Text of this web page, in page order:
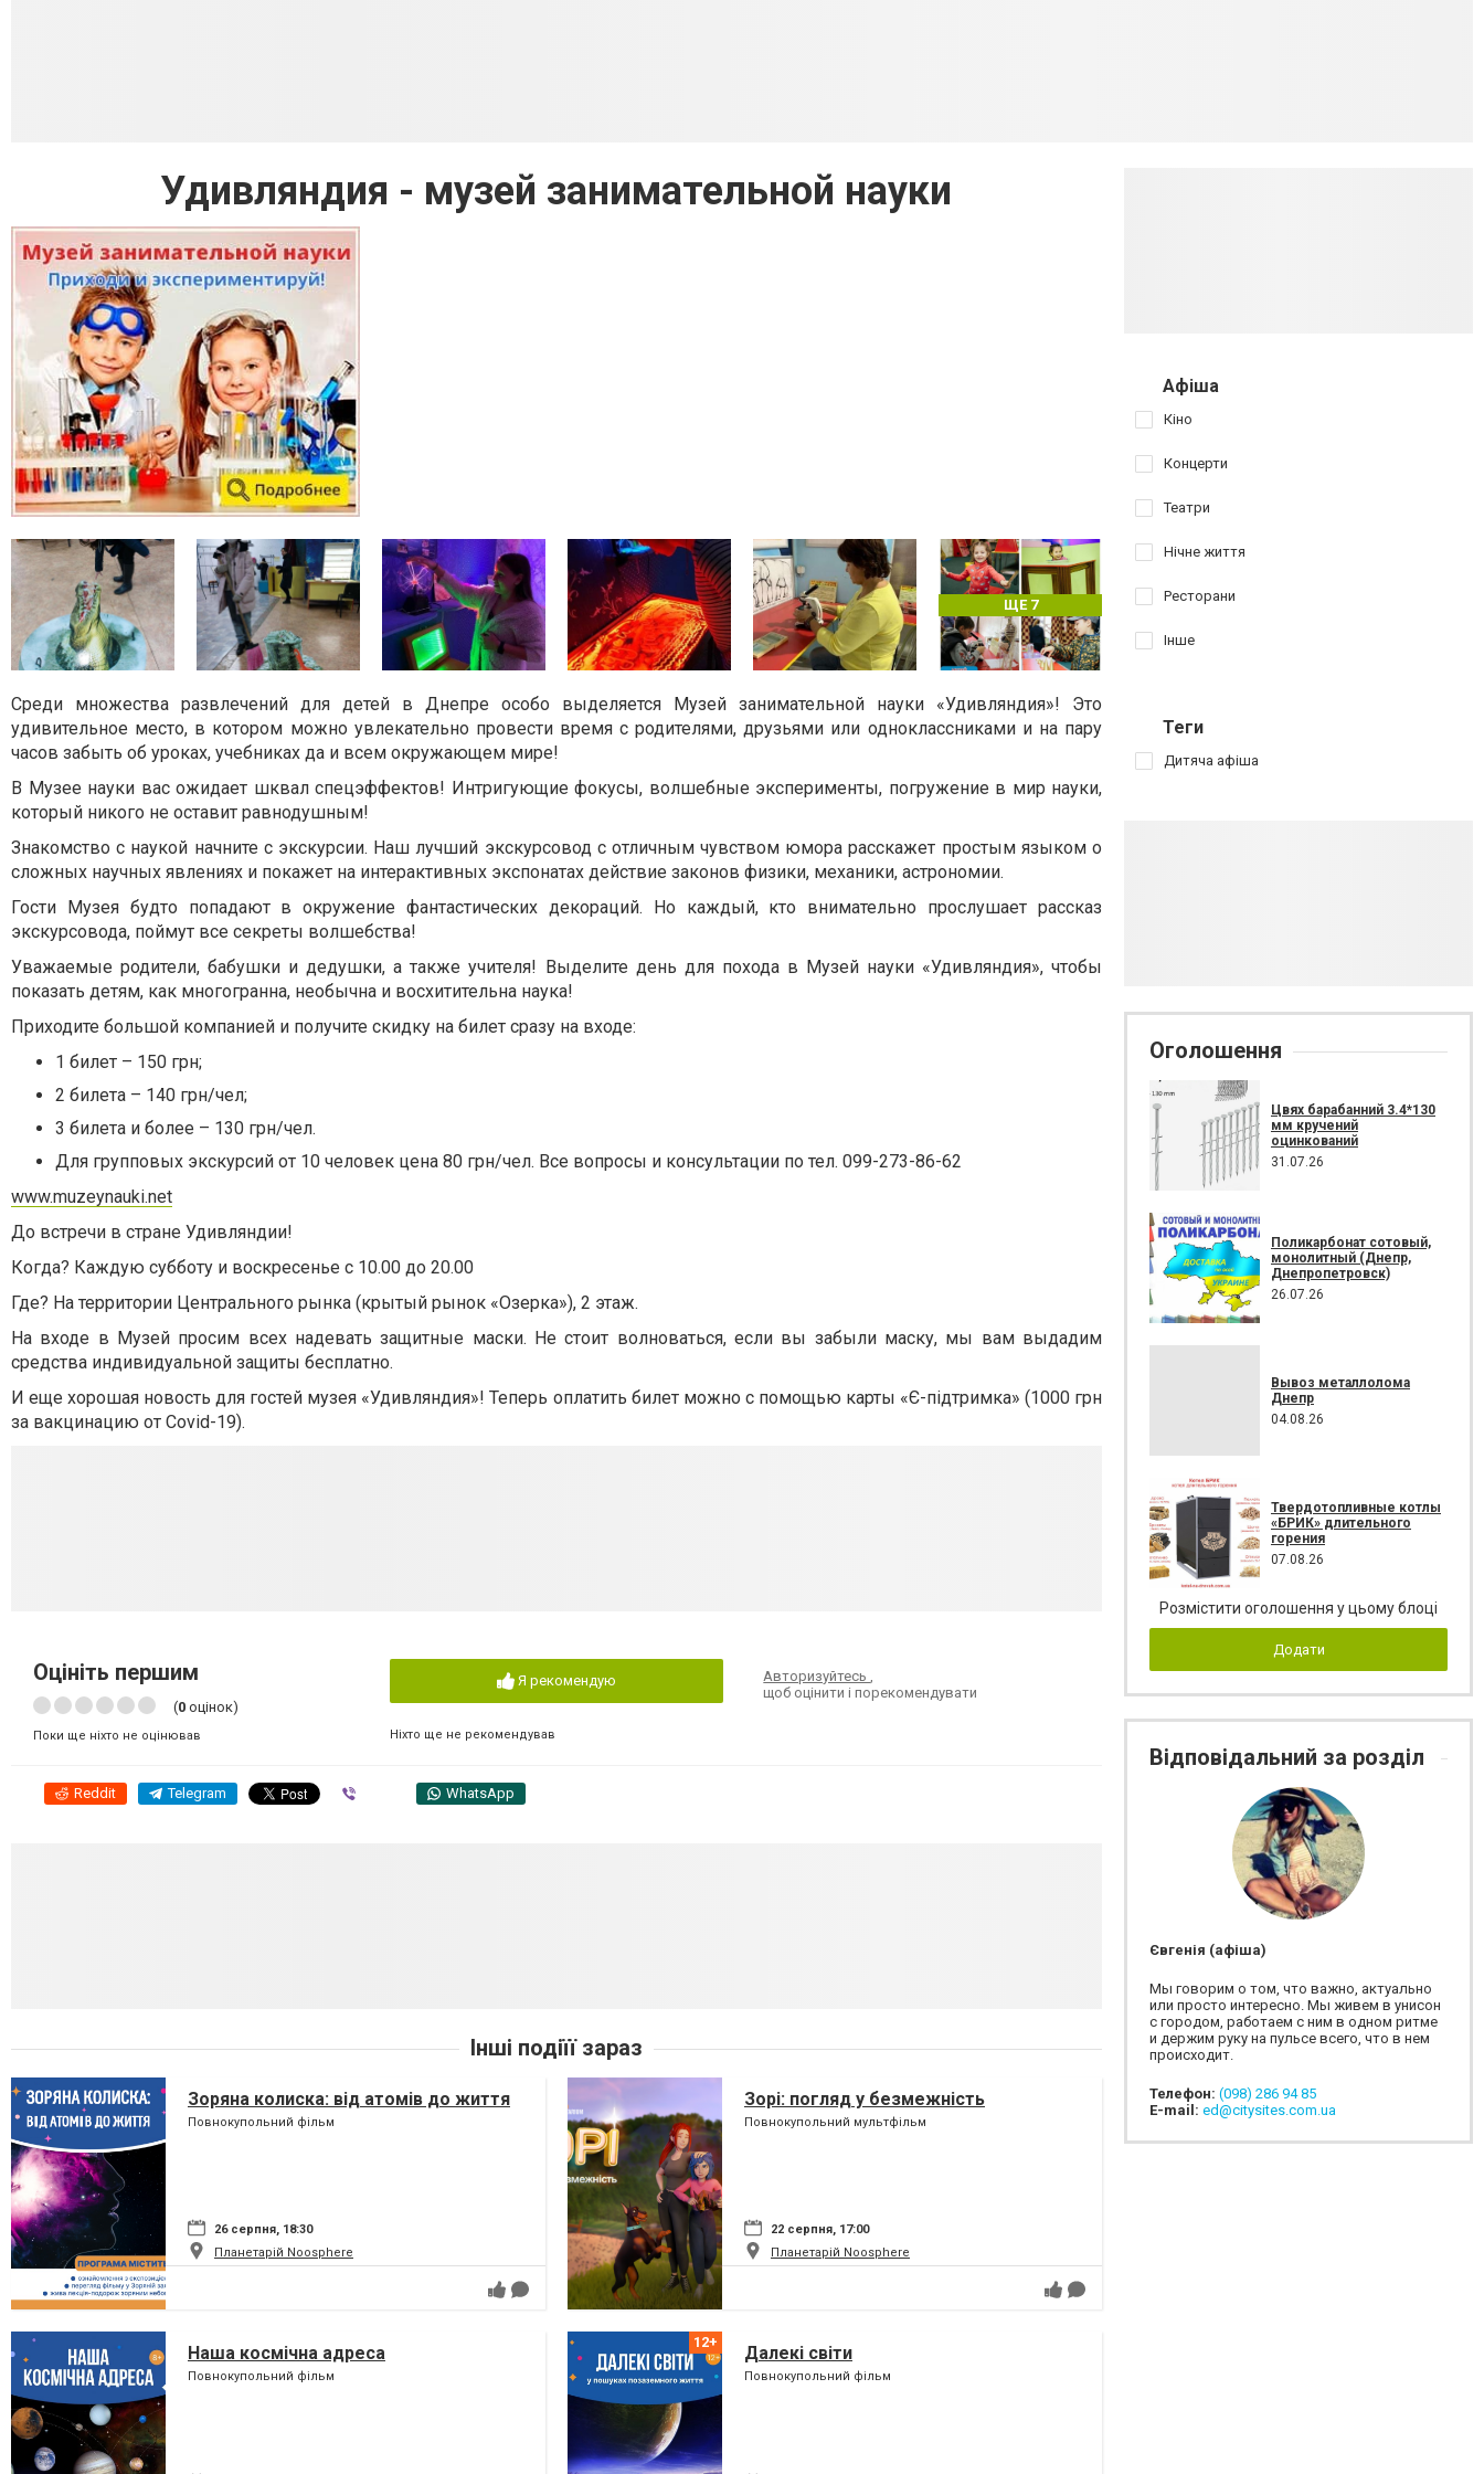
Удивляндия - музей занимательной науки
ЩЕ 7
Среди множества развлечений для детей в Днепре особо выделяется Музей занимательной науки «Удивляндия»! Это
удивительное место, в котором можно увлекательно провести время с родителями, друзьями или одноклассниками и на пару
часов забыть об уроках, учебниках да и всем окружающем мире!
В Музее науки вас ожидает шквал спецэффектов! Интригующие фокусы, волшебные эксперименты, погружение в мир науки,
который никого не оставит равнодушным!
Знакомство с наукой начните с экскурсии. Наш лучший экскурсовод с отличным чувством юмора расскажет простым языком о
сложных научных явлениях и покажет на интерактивных экспонатах действие законов физики, механики, астрономии.
Гости Музея будто попадают в окружение фантастических декораций. Но каждый, кто внимательно прослушает рассказ
экскурсовода, поймут все секреты волшебства!
Уважаемые родители, бабушки и дедушки, а также учителя! Выделите день для похода в Музей науки «Удивляндия», чтобы
показать детям, как многогранна, необычна и восхитительна наука!
Приходите большой компанией и получите скидку на билет сразу на входе:
1 билет – 150 грн;
2 билета – 140 грн/чел;
3 билета и более – 130 грн/чел.
Для групповых экскурсий от 10 человек цена 80 грн/чел. Все вопросы и консультации по тел. 099-273-86-62
www.muzeynauki.net
До встречи в стране Удивляндии!
Когда? Каждую субботу и воскресенье с 10.00 до 20.00
Где? На территории Центрального рынка (крытый рынок «Озерка»), 2 этаж.⠀
На входе в Музей просим всех надевать защитные маски. Не стоит волноваться, если вы забыли маску, мы вам выдадим
средства индивидуальной защиты бесплатно.⠀
И еще хорошая новость для гостей музея «Удивляндия»! Теперь оплатить билет можно с помощью карты «Є-підтримка» (1000 грн
за вакцинацию от Covid-19).
Оцініть першим
(0 оцінок)
Поки ще ніхто не оцінював
Я рекомендую
Ніхто ще не рекомендував
Авторизуйтесь
щоб оцінити і порекомендувати
Reddit Telegram WhatsApp
Інші подіїї зараз
Зоряна колиска: від атомів до життя
Повнокупольний фільм
26 серпня, 18:30
Планетарій Noosphere
Зорі: погляд у безмежність
Повнокупольний мультфільм
22 серпня, 17:00
Планетарій Noosphere
Наша космічна адреса
Повнокупольний фільм
Далекі світи
Повнокупольний фільм
Афіша
Кіно
Концерти
Театри
Нічне життя
Ресторани
Інше
Теги
Дитяча афіша
Оголошення
Цвях барабанний 3.4*130
мм кручений
оцинкований
31.07.26
Поликарбонат сотовый,
монолитный (Днепр,
Днепропетровск)
26.07.26
Вывоз металлолома
Днепр
04.08.26
Твердотопливные котлы
«БРИК» длительного
горения
07.08.26
Розмістити оголошення у цьому блоці
Додати
Відповідальний за розділ
Євгенія (афіша)
Мы говорим о том, что важно, актуально
или просто интересно. Мы живем в унисон
с городом, работаем с ним в одном ритме
и держим руку на пульсе всего, что в нем
происходит.
Телефон: (098) 286 94 85
E-mail: ed@citysites.com.ua